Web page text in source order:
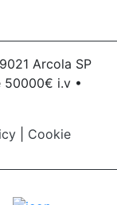
Arcola SP
50000€ i.v •
Cookie